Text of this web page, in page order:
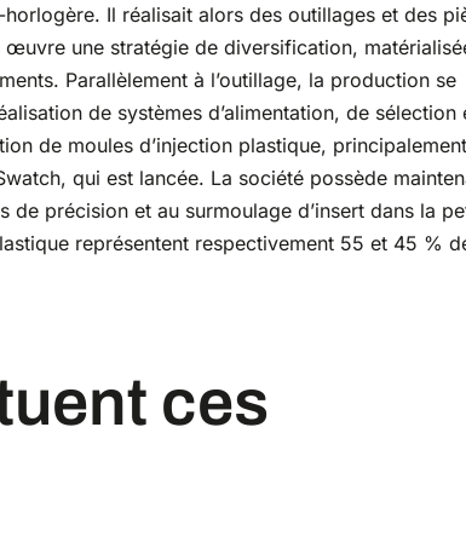
Il réalisait alors des outillages et des
une stratégie de diversification,
Parallèlement à l’outillage, la production se
de systèmes d’alimentation, de sélection
de moules d’injection plastique,
qui est lancée. La société possède
précision et au surmoulage d’insert dans la
représentent respectivement 55 et 45 %